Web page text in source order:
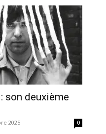
son deuxième
2025 0